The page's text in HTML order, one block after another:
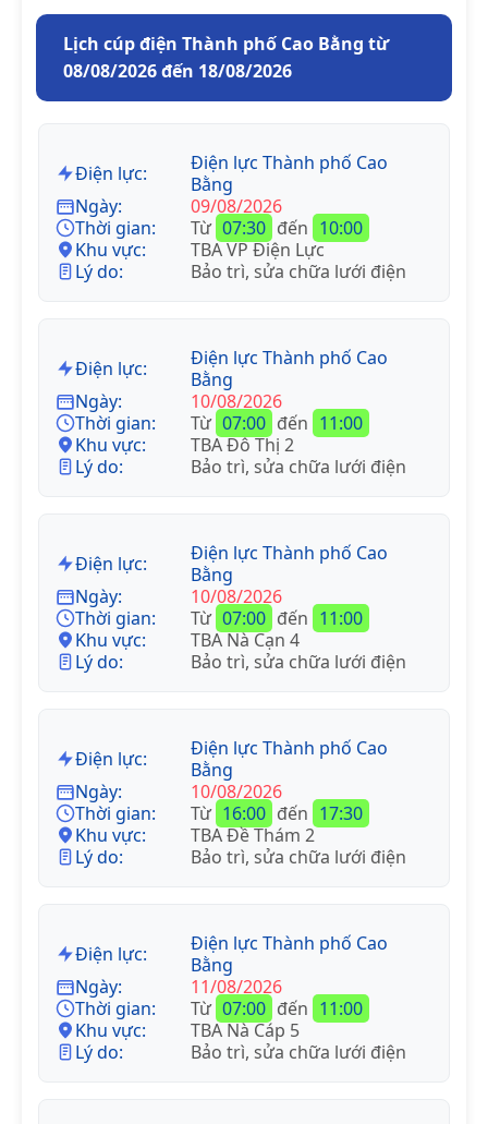
Lịch cúp điện Thành phố Cao Bằng từ
08/08/2026 đến 18/08/2026
Điện lực:
Điện lực Thành phố Cao
Bằng
Ngày:
09/08/2026
Thời gian:
Từ 07:30 đến 10:00
Khu vực:
TBA VP Điện Lực
Lý do:
Bảo trì, sửa chữa lưới điện
Điện lực:
Điện lực Thành phố Cao
Bằng
Ngày:
10/08/2026
Thời gian:
Từ 07:00 đến 11:00
Khu vực:
TBA Đô Thị 2
Lý do:
Bảo trì, sửa chữa lưới điện
Điện lực:
Điện lực Thành phố Cao
Bằng
Ngày:
10/08/2026
Thời gian:
Từ 07:00 đến 11:00
Khu vực:
TBA Nà Cạn 4
Lý do:
Bảo trì, sửa chữa lưới điện
Điện lực:
Điện lực Thành phố Cao
Bằng
Ngày:
10/08/2026
Thời gian:
Từ 16:00 đến 17:30
Khu vực:
TBA Đề Thám 2
Lý do:
Bảo trì, sửa chữa lưới điện
Điện lực:
Điện lực Thành phố Cao
Bằng
Ngày:
11/08/2026
Thời gian:
Từ 07:00 đến 11:00
Khu vực:
TBA Nà Cáp 5
Lý do:
Bảo trì, sửa chữa lưới điện